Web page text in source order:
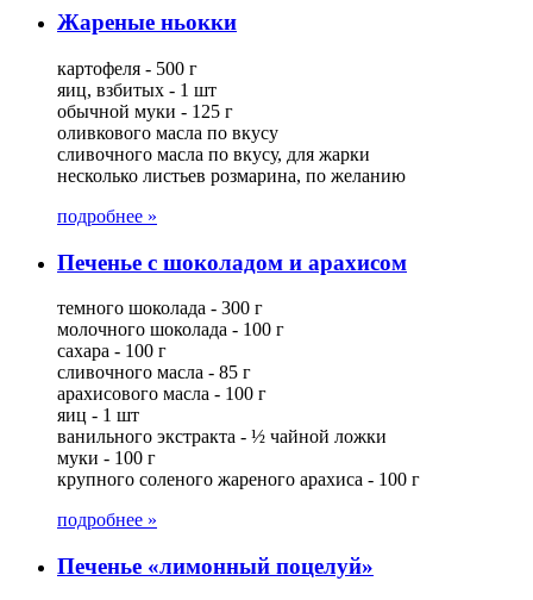
Жареные ньокки
картофеля - 500 г
яиц, взбитых - 1 шт
обычной муки - 125 г
оливкового масла по вкусу
сливочного масла по вкусу, для жарки
несколько листьев розмарина, по желанию
подробнее »
Печенье с шоколадом и арахисом
темного шоколада - 300 г
молочного шоколада - 100 г
сахара - 100 г
сливочного масла - 85 г
арахисового масла - 100 г
яиц - 1 шт
ванильного экстракта - ½ чайной ложки
муки - 100 г
крупного соленого жареного арахиса - 100 г
подробнее »
Печенье «лимонный поцелуй»